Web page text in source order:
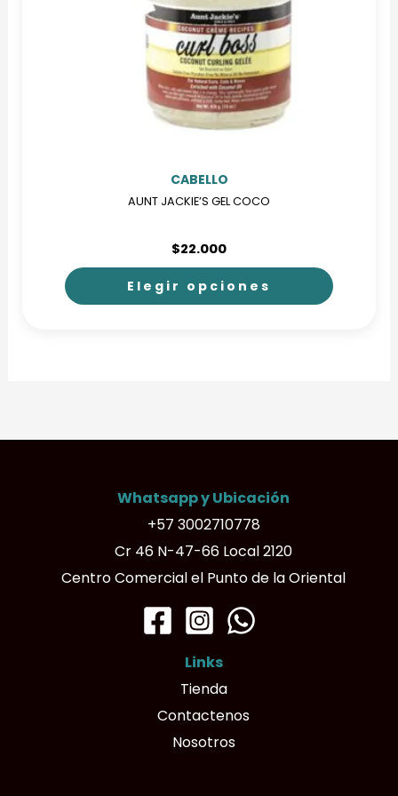
CABELLO
AUNT JACKIE’S GEL COCO
$22.000
Elegir opciones
se
pueden
elegir
en
la
página
de
producto
Whatsapp y Ubicación
+57 3002710778
Cr 46 N-47-66 Local 2120
Centro Comercial el Punto de la Oriental
Links
Tienda
Contactenos
Nosotros